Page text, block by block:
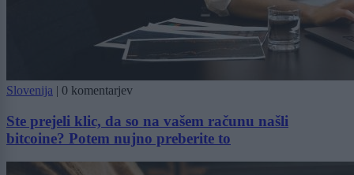
Slovenija | 0 komentarjev
Ste prejeli klic, da so na vašem računu našli
bitcoine? Potem nujno preberite to